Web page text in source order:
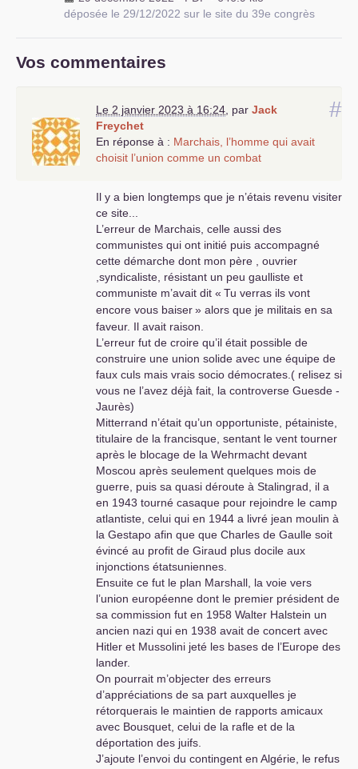
déposée le 29/12/2022 sur le site du 39e congrès
Vos commentaires
#
Le 2 janvier 2023 à 16:24 par Jack
Freychet
En réponse à : Marchais, l’homme qui avait
choisit l’union comme un combat
Il y a bien longtemps que je n’étais revenu visiter
ce site...
L’erreur de Marchais, celle aussi des
communistes qui ont initié puis accompagné
cette démarche dont mon père , ouvrier
,syndicaliste, résistant un peu gaulliste et
communiste m’avait dit « Tu verras ils vont
encore vous baiser» alors que je militais en sa
faveur. Il avait raison.
L’erreur fut de croire qu’il était possible de
construire une union solide avec une équipe de
faux culs mais vrais socio démocrates.( relisez si
vous ne l’avez déjà fait, la controverse Guesde -
Jaurès)
Mitterrand n’était qu’un opportuniste, pétainiste,
titulaire de la francisque, sentant le vent tourner
après le blocage de la Wehrmacht devant
Moscou après seulement quelques mois de
guerre, puis sa quasi déroute à Stalingrad, il a
en 1943 tourné casaque pour rejoindre le camp
atlantiste, celui qui en 1944 a livré jean moulin à
la Gestapo afin que que Charles de Gaulle soit
évincé au profit de Giraud plus docile aux
injonctions étatsuniennes.
Ensuite ce fut le plan Marshall, la voie vers
l’union européenne dont le premier président de
sa commission fut en 1958 Walter Halstein un
ancien nazi qui en 1938 avait de concert avec
Hitler et Mussolini jeté les bases de l’Europe des
lander.
On pourrait m’objecter des erreurs
d’appréciations de sa part auxquelles je
rétorquerais le maintien de rapports amicaux
avec Bousquet, celui de la rafle et de la
déportation des juifs.
J’ajoute l’envoi du contingent en Algérie, le refus